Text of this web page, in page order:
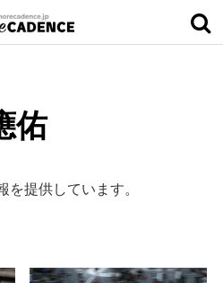
佑
を提供しています。